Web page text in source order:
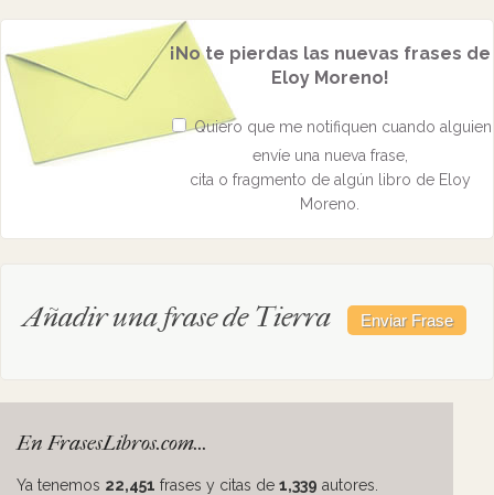
¡No te pierdas las nuevas frases de
Eloy Moreno!
Quiero que me notifiquen cuando alguien
envíe una nueva frase,
cita o fragmento de algún libro de Eloy
Moreno.
Añadir una frase de Tierra
En FrasesLibros.com...
Ya tenemos 22,451 frases y citas de 1,339 autores.